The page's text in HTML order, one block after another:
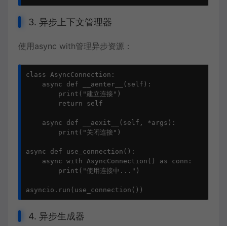
3. 异步上下文管理器
使用async with管理异步资源：
class AsyncConnection:
    async def __aenter__(self):
        print("建立连接")
        return self
    async def __aexit__(self, *args):
        print("关闭连接")
async def use_connection():
    async with AsyncConnection() as conn:
        print("使用连接中...")
asyncio.run(use_connection())
4. 异步生成器